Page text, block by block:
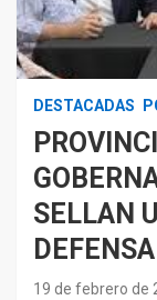
DESTACADAS
SELLAN
19 de febrero de